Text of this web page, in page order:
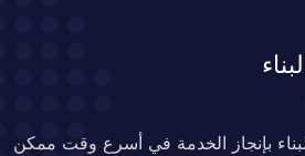
بإنجاز الخدمة في أسرع وقت ممكن